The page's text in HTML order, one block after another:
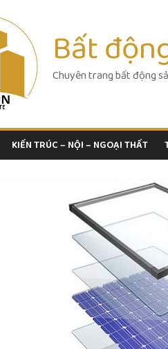
Bất
Chuyên trang bất động
KIẾN TRÚC – NỘI – NGOẠI THẤT